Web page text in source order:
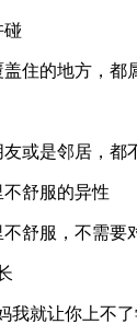
碰
住的地方，都
或是邻居，都
舒服的异性
舒服，不需要
我就让你上不